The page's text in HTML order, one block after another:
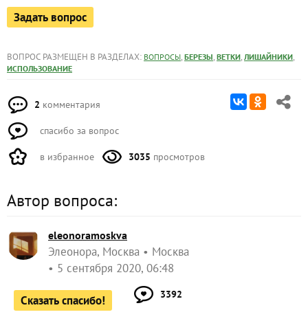
Задать вопрос
ВОПРОС РАЗМЕЩЕН В РАЗДЕЛАХ: ВОПРОСЫ, БЕРЕЗЫ, ВЕТКИ, ЛИШАЙНИКИ,
ИСПОЛЬЗОВАНИЕ
2 комментария
спасибо за вопрос
в избранное 3035 просмотров
Автор вопроса:
eleonoramoskva
Элеонора, Москва
Москва
5 сентября 2020, 06:48
Сказать спасибо! 3392